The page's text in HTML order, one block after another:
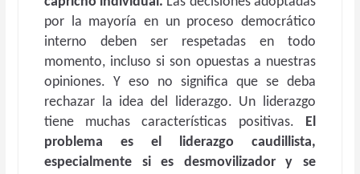
por la mayoría en un proceso democrático
interno deben ser respetadas en todo
momento, incluso si son opuestas a nuestras
opiniones. Y eso no significa que se deba
rechazar la idea del liderazgo. Un liderazgo
tiene muchas características positivas. El
problema es el liderazgo caudillista,
especialmente si es desmovilizador y se